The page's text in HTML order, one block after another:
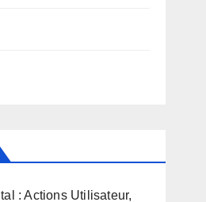
: Actions Utilisateur,